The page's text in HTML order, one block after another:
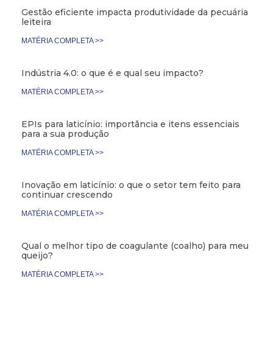
Gestão eficiente impacta produtividade da pecuária
leiteira
MATÉRIA COMPLETA >>
Indústria 4.0: o que é e qual seu impacto?
MATÉRIA COMPLETA >>
EPIs para laticínio: importância e itens essenciais
para a sua produção
MATÉRIA COMPLETA >>
Inovação em laticínio: o que o setor tem feito para
continuar crescendo
MATÉRIA COMPLETA >>
Qual o melhor tipo de coagulante (coalho) para meu
queijo?
MATÉRIA COMPLETA >>